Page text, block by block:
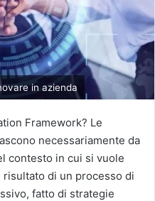
in azienda
Framework? Le
necessariamente da
contesto in cui si vuole
di un processo di
fatto di strategie